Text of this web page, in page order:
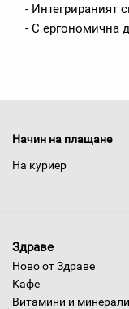
- Интегрираният
- С ергономична
Начин на плащане
На куриер
Здраве
Ново от Здраве
Кафе
Витамини и минерали